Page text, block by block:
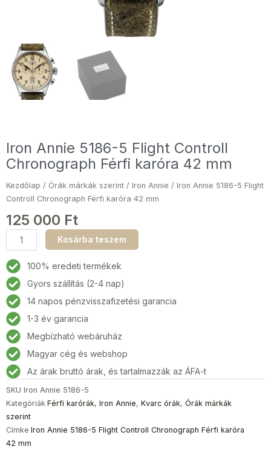
Iron Annie 5186-5 Flight Controll
Chronograph Férfi karóra 42 mm
Kezdőlap / Órák márkák szerint / Iron Annie / Iron Annie 5186-5 Flight
Controll Chronograph Férfi karóra 42 mm
125 000 Ft
Iron
Annie
5186-
5
Flight
Controll
Chronograph
Férfi
karóra
42
mm
mennyiség
Kosárba teszem
100% eredeti termékek
Gyors szállítás (2-4 nap)
14 napos pénzvisszafizetési garancia
1-3 év garancia
Megbízható webáruház
Magyar cég és webshop
Az árak bruttó árak, és tartalmazzák az ÁFA-t
SKU Iron Annie 5186-5
Kategóriák Férfi karórák, Iron Annie, Kvarc órák, Órák márkák
szerint
Címke Iron Annie 5186-5 Flight Controll Chronograph Férfi karóra
42 mm